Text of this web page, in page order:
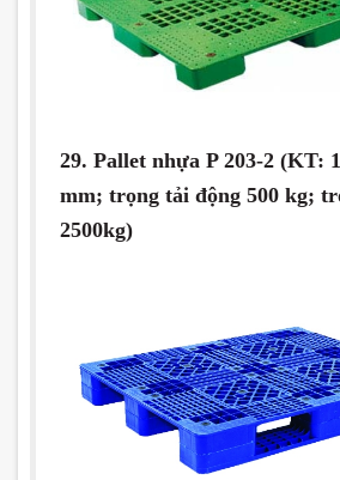
29. Pallet nhựa P 203-2 (KT:
mm; trọng tải động 500 kg;
2500kg)